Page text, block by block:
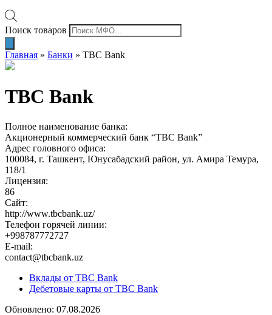
Поиск товаров
Главная » Банки » TBC Bank
TBC Bank
Полное наименование банка:
Акционерный коммерческий банк “TBC Bank”
Адрес головного офиса:
100084, г. Ташкент, Юнусабадский район, ул. Амира Темура,
118/1
Лицензия:
86
Сайт:
http://www.tbcbank.uz/
Телефон горячей линии:
+998787772727
E-mail:
contact@tbcbank.uz
Вклады от TBC Bank
Дебетовые карты от TBC Bank
Обновлено: 07.08.2026